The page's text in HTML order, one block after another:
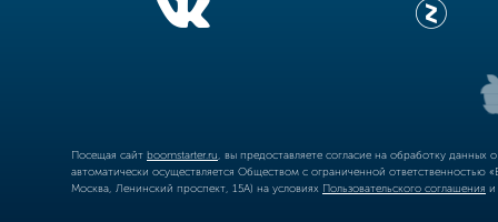
Посещая сайт boomstarter.ru , вы предоставляете согласие на обработку
автоматически осуществляется Обществом с ограниченной
Москва, Ленинский проспект, 15А) на условиях Пользовательского соглашения и